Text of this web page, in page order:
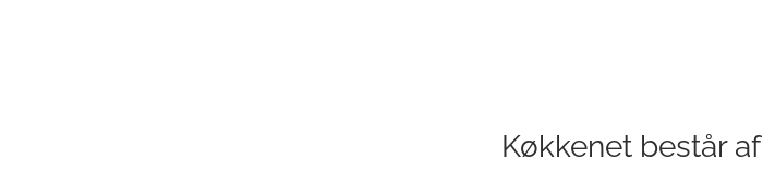
Køkkenet består af